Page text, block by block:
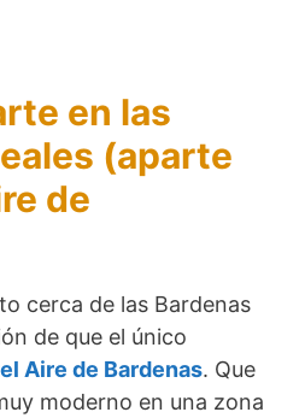
en las
(aparte
de
cerca de las Bardenas
de que el único
Aire de Bardenas. Que
moderno en una zona